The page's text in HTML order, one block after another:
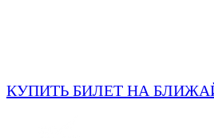
КУПИТЬ БИЛЕТ НА